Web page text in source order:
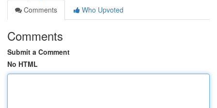
Comments
Who Upvoted
Comments
Submit a Comment
No HTML